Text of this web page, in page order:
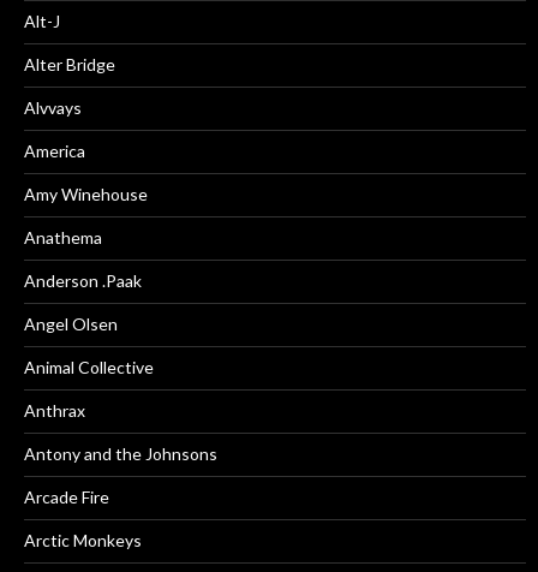
Alt-J
Alter Bridge
Alvvays
America
Amy Winehouse
Anathema
Anderson .Paak
Angel Olsen
Animal Collective
Anthrax
Antony and the Johnsons
Arcade Fire
Arctic Monkeys